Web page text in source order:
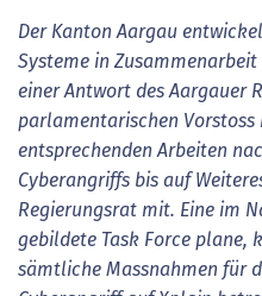
Der Kanton Aargau
Systeme in
einer Antwort des Aargauer
parlamentarischen Vorstoss
entsprechenden Arbeiten
Cyberangriffs bis auf
Regierungsrat mit. Eine im
gebildete Task Force plane,
sämtliche Massnahmen für